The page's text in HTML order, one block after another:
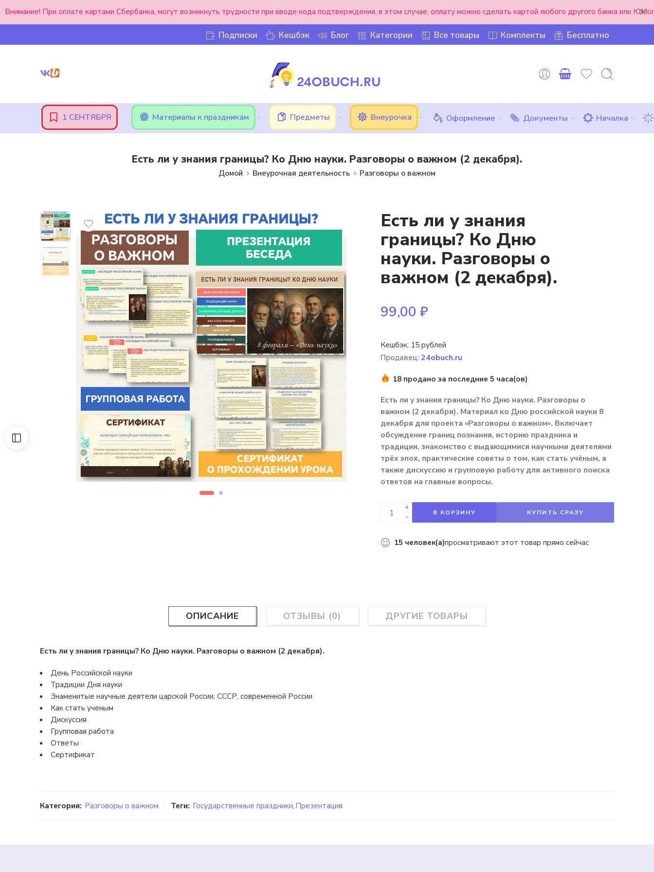
Внимание! При оплате картами Сбербанка, могут возникнуть трудности при вводе кода подтверждения, в этом случае, оплату можно сделать картой любого другого банка или
Подписки Кешбэк Блог Категории Все товары Комплекты Бесплатно
1 СЕНТЯБРЯ Материалы к праздникам Предметы Внеурочка Оформление Документы Началка
Есть ли у знания границы? Ко Дню науки. Разговоры о важном (2 декабря).
Домой Внеурочная деятельность Разговоры о важном
Есть ли у знания
границы? Ко Дню
науки. Разговоры о
важном (2 декабря).
99,00 ₽
Кешбэк: 15 рублей
Продавец:24obuch.ru
18 продано за последние 5 часа(ов)
Есть ли у знания границы? Ко Дню науки. Разговоры о
важном (2 декабря). Материал ко Дню российской науки 8
декабря для проекта «Разговоры о важном». Включает
обсуждение границ познания, историю праздника и
традиции, знакомство с выдающимися научными деятелями
трёх эпох, практические советы о том, как стать учёным, а
также дискуссию и групповую работу для активного поиска
ответов на главные вопросы.
В КОРЗИНУ КУПИТЬ СРАЗУ
15 человек(а)просматривают этот товар прямо сейчас
ОПИСАНИЕ ОТЗЫВЫ (0) ДРУГИЕ ТОВАРЫ
Есть ли у знания границы? Ко Дню науки. Разговоры о важном (2 декабря).
День Российской науки
Традиции Дня науки
Знаменитые научные деятели царской России, СССР, современной России
Как стать ученым
Дискуссия
Групповая работа
Ответы
Сертификат
Категория: Разговоры о важном Теги: Государственные праздники,Презентация